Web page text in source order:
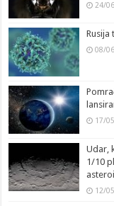
24/
Rusija
08/
17/
Udar,
1/10
12/